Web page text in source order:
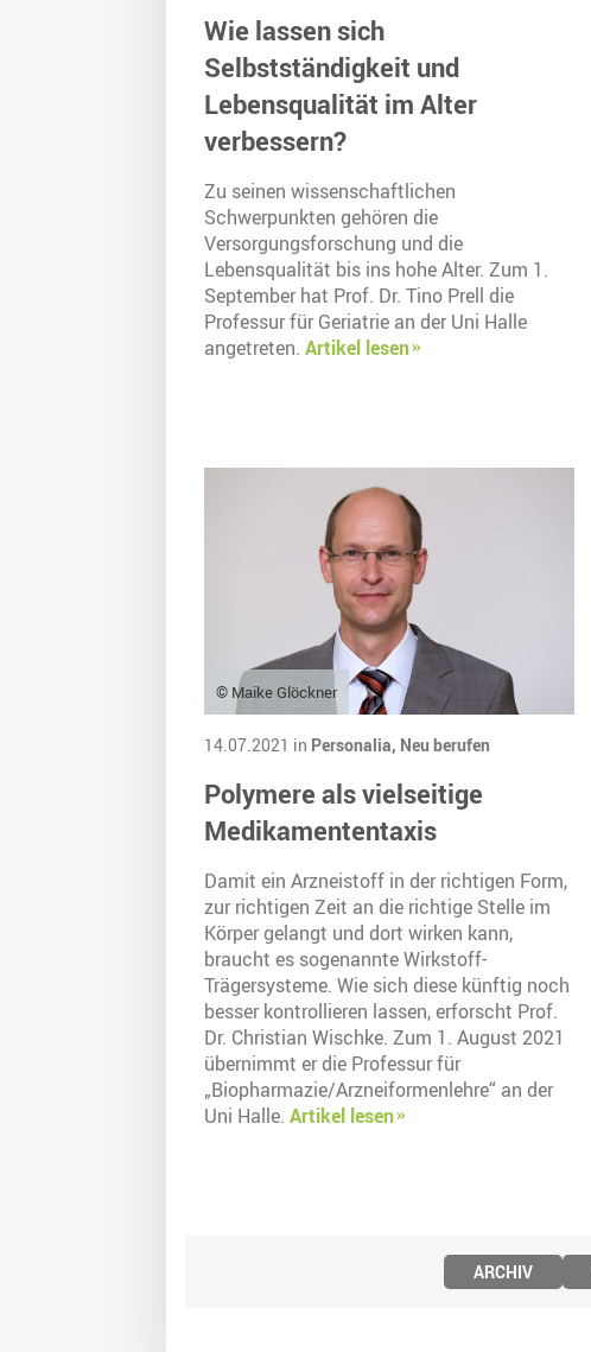
Wie lassen sich
Selbstständigkeit und
Lebensqualität im Alter
verbessern?
Zu seinen wissenschaftlichen
Schwerpunkten gehören die
Versorgungsforschung und die
Lebensqualität bis ins hohe Alter. Zum 1.
September hat Prof. Dr. Tino Prell die
Professur für Geriatrie an der Uni Halle
angetreten. Artikel lesen
© Maike Glöckner
14.07.2021 in Personalia, Neu berufen
Polymere als vielseitige
Medikamententaxis
Damit ein Arzneistoff in der richtigen Form,
zur richtigen Zeit an die richtige Stelle im
Körper gelangt und dort wirken kann,
braucht es sogenannte Wirkstoff-
Trägersysteme. Wie sich diese künftig noch
besser kontrollieren lassen, erforscht Prof.
Dr. Christian Wischke. Zum 1. August 2021
übernimmt er die Professur für
„Biopharmazie/Arzneiformenlehre“ an der
Uni Halle. Artikel lesen
ARCHIV